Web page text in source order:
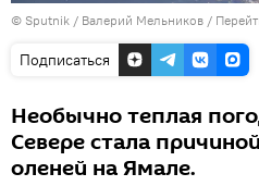
© Sputnik / Валерий Мельников /
Подписаться
Необычно теплая
Севере стала
оленей на Ямале.